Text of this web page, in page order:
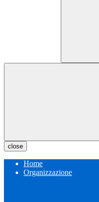
close
Home
Organizzazione